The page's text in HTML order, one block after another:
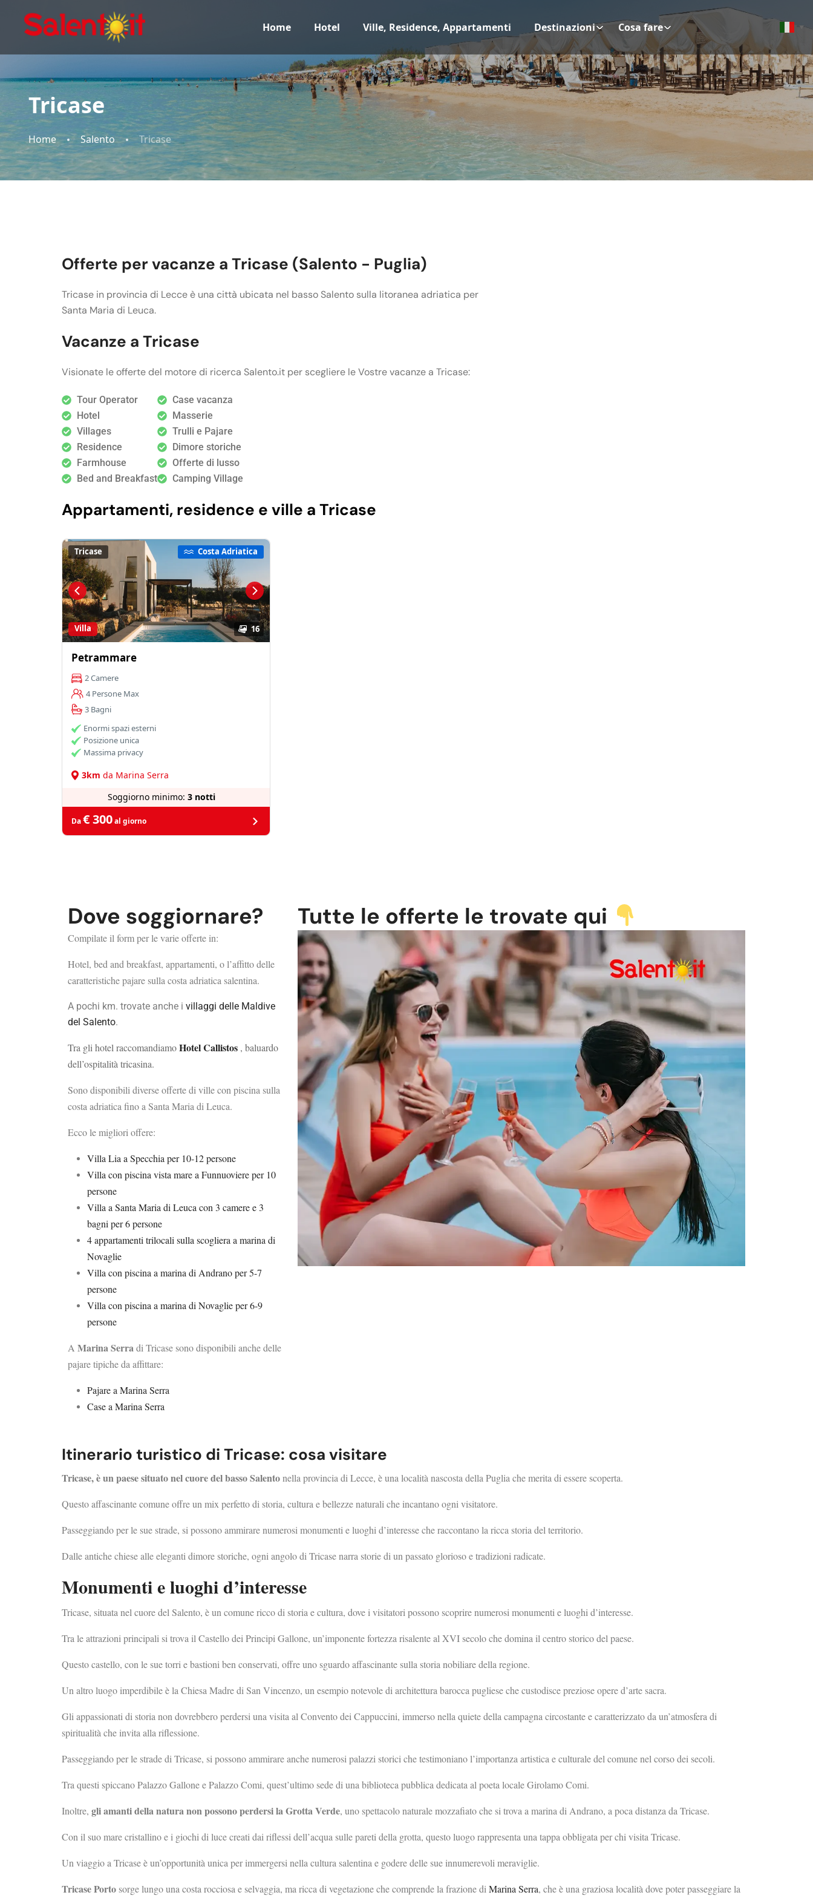
Home Hotel Ville, Residence, Appartamenti Destinazioni Cosa fare
Tricase
Home Salento Tricase
Offerte per vacanze a Tricase (Salento - Puglia)
Tricase in provincia di Lecce è una città ubicata nel basso Salento sulla litoranea adriatica per
Santa Maria di Leuca.
Vacanze a Tricase
Visionate le offerte del motore di ricerca Salento.it per scegliere le Vostre vacanze a Tricase:
Tour Operator
Hotel
Villages
Residence
Farmhouse
Bed and Breakfast
Case vacanza
Masserie
Trulli e Pajare
Dimore storiche
Offerte di lusso
Camping Village
Appartamenti, residence e ville a Tricase
16
Tricase Costa Adriatica
Villa
Petrammare
2 Camere
4 Persone Max
3 Bagni
Enormi spazi esterni
Posizione unica
Massima privacy
3km da Marina Serra
Soggiorno minimo:3 notti
Da€ 300al giorno
Dove soggiornare?
Compilate il form per le varie offerte in:
Hotel, bed and breakfast, appartamenti, o l’affitto delle
caratteristiche pajare sulla costa adriatica salentina.
A pochi km. trovate anche i villaggi delle Maldive
del Salento.
Tra gli hotel raccomandiamoHotel Callistos , baluardo
dell’ospitalità tricasina.
Sono disponibili diverse offerte di ville con piscina sulla
costa adriatica fino a Santa Maria di Leuca.
Ecco le migliori offere:
Villa Lia a Specchia per 10-12 persone
Villa con piscina vista mare a Funnuoviere per 10
persone
Villa a Santa Maria di Leuca con 3 camere e 3
bagni per 6 persone
4 appartamenti trilocali sulla scogliera a marina di
Novaglie
Villa con piscina a marina di Andrano per 5-7
persone
Villa con piscina a marina di Novaglie per 6-9
persone
A Marina Serradi Tricase sono disponibili anche delle
pajare tipiche da affittare:
Pajare a Marina Serra
Case a Marina Serra
Tutte le offerte le trovate qui
Itinerario turistico di Tricase: cosa visitare
Tricase, è un paese situato nel cuore del basso Salentonella provincia di Lecce, è una località nascosta della Puglia che merita di essere scoperta.
Questo affascinante comune offre un mix perfetto di storia, cultura e bellezze naturali che incantano ogni visitatore.
Passeggiando per le sue strade, si possono ammirare numerosi monumenti e luoghi d’interesse che raccontano la ricca storia del territorio.
Dalle antiche chiese alle eleganti dimore storiche, ogni angolo di Tricase narra storie di un passato glorioso e tradizioni radicate.
Monumenti e luoghi d’interesse
Tricase, situata nel cuore del Salento, è un comune ricco di storia e cultura, dove i visitatori possono scoprire numerosi monumenti e luoghi d’interesse.
Tra le attrazioni principali si trova il Castello dei Principi Gallone, un’imponente fortezza risalente al XVI secolo che domina il centro storico del paese.
Questo castello, con le sue torri e bastioni ben conservati, offre uno sguardo affascinante sulla storia nobiliare della regione.
Un altro luogo imperdibile è la Chiesa Madre di San Vincenzo, un esempio notevole di architettura barocca pugliese che custodisce preziose opere d’arte sacra.
Gli appassionati di storia non dovrebbero perdersi una visita al Convento dei Cappuccini, immerso nella quiete della campagna circostante e caratterizzato da un’atmosfera di
spiritualità che invita alla riflessione.
Passeggiando per le strade di Tricase, si possono ammirare anche numerosi palazzi storici che testimoniano l’importanza artistica e culturale del comune nel corso dei secoli.
Tra questi spiccano Palazzo Gallone e Palazzo Comi, quest’ultimo sede di una biblioteca pubblica dedicata al poeta locale Girolamo Comi.
Inoltre, gli amanti della natura non possono perdersi la Grotta Verde, uno spettacolo naturale mozzafiato che si trova a marina di Andrano, a poca distanza da Tricase.
Con il suo mare cristallino e i giochi di luce creati dai riflessi dell’acqua sulle pareti della grotta, questo luogo rappresenta una tappa obbligata per chi visita Tricase.
Un viaggio a Tricase è un’opportunità unica per immergersi nella cultura salentina e godere delle sue innumerevoli meraviglie.
Tricase Porto sorge lungo una costa rocciosa e selvaggia, ma ricca di vegetazione che comprende la frazione di Marina Serra, che è una graziosa località dove poter passeggiare la
▼